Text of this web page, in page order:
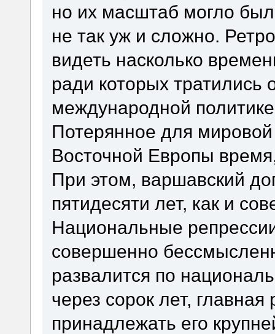
но их масштаб могло
не так уж и сложно.
видеть насколько
ради которых тратились
международной
Потерянное для
Восточной Европы
При этом, варшавский
пятидесяти лет, как и
Национальные
совершенно
развалится по
через сорок лет,
принадлежать его